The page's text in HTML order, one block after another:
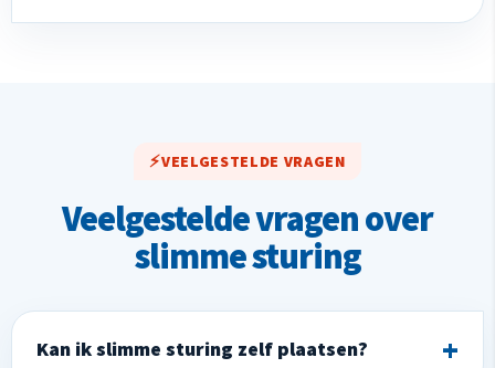
VEELGESTELDE VRAGEN
Veelgestelde vragen over
slimme sturing
Kan ik slimme sturing zelf plaatsen?